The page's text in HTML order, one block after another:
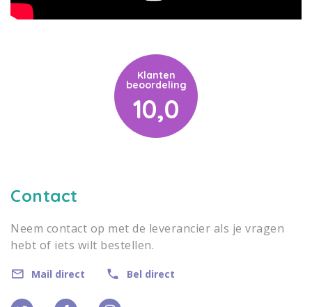
Klanten
beoordeling
10,0
Contact
Neem contact op met de leverancier als je vragen
hebt of iets wilt bestellen.
Mail direct Bel direct